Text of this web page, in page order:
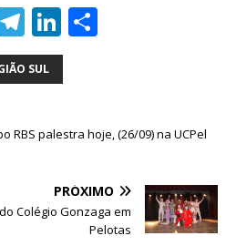
e
T
el
e
ra
Li
n
k
dI
SUL
RBS palestra hoje, (26/09) na UCPel
PRÓXIMO
Colégio Gonzaga em
Pelotas